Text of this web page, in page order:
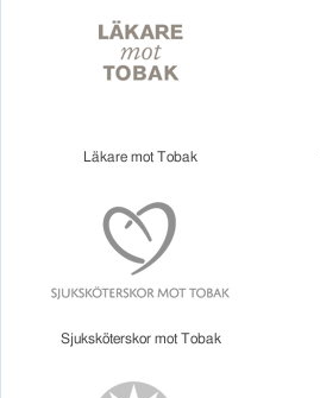
Läkare mot Tobak
Sjuksköterskor mot Tobak